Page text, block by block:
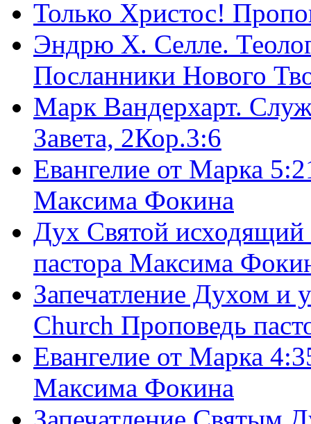
Только Христос!
Эндрю Х. Селле.
Посланники Нового
Марк Вандерхарт.
Завета, 2Кор.3:6
Евангелие от Марка
Максима Фокина
Дух Святой
пастора Максима
Запечатление Духом и
Church Проповедь
Евангелие от Марка
Максима Фокина